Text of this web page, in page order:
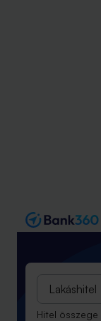
Lakáshitel
Hitel összege